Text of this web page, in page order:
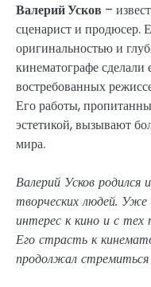
Валерий Усков –
сценарист и продюсер.
оригинальностью и
кинематографе
востребованных
Его работы,
эстетикой, вызывают
мира.
Валерий Усков родился
творческих людей. Уже
интерес к кино и с
Его страсть к
продолжал стремиться